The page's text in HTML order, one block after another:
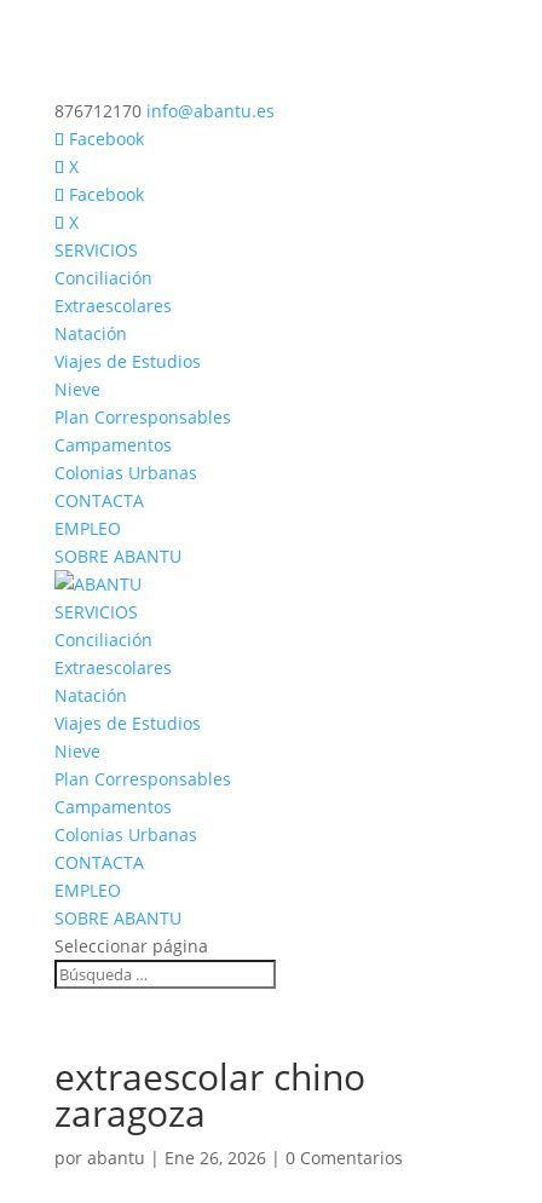
876712170 info@abantu.es
Facebook
X
Facebook
X
SERVICIOS
Conciliación
Extraescolares
Natación
Viajes de Estudios
Nieve
Plan Corresponsables
Campamentos
Colonias Urbanas
CONTACTA
EMPLEO
SOBRE ABANTU
SERVICIOS
Conciliación
Extraescolares
Natación
Viajes de Estudios
Nieve
Plan Corresponsables
Campamentos
Colonias Urbanas
CONTACTA
EMPLEO
SOBRE ABANTU
Seleccionar página
extraescolar chino
zaragoza
por abantu | Ene 26, 2026| 0 Comentarios